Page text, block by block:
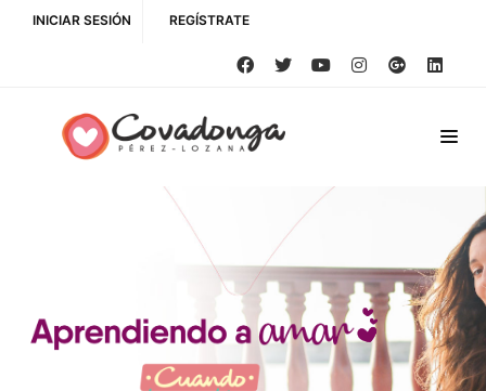
INICIAR SESIÓN REGÍSTRATE